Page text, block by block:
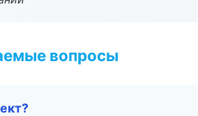
вопросы